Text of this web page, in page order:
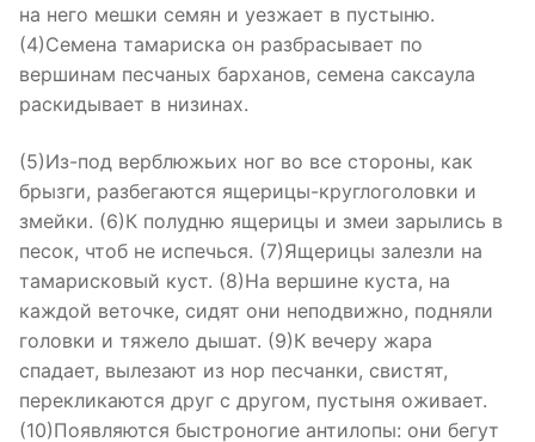
на него мешки семян и уезжает в пустыню.
(4)Семена тамариска он разбрасывает по
вершинам песчаных барханов, семена саксаула
раскидывает в низинах.
(5)Из-под верблюжьих ног во все стороны, как
брызги, разбегаются ящерицы-круглоголовки и
змейки. (6)К полудню ящерицы и змеи зарылись в
песок, чтоб не испечься. (7)Ящерицы залезли на
тамарисковый куст. (8)На вершине куста, на
каждой веточке, сидят они неподвижно, подняли
головки и тяжело дышат. (9)К вечеру жара
спадает, вылезают из нор песчанки, свистят,
перекликаются друг с другом, пустыня оживает.
(10)Появляются быстроногие антилопы: они бегут